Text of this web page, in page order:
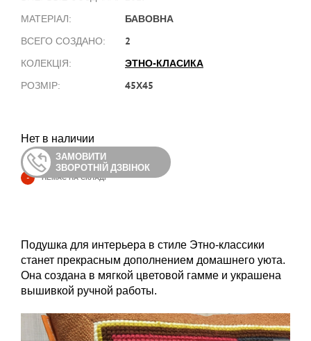
МАТЕРІАЛ: БАВОВНА
ВСЕГО СОЗДАНО: 2
КОЛЕКЦІЯ: ЭТНО-КЛАСИКА
РОЗМІР: 45Х45
Нет в наличии
ЗАМОВИТИ
ЗВОРОТНІЙ ДЗВІНОК
- НЕМАЄ НА СКЛАДІ
Подушка для интерьера в стиле Этно-классики
станет прекрасным дополнением домашнего уюта.
Она создана в мягкой цветовой гамме и украшена
вышивкой ручной работы.